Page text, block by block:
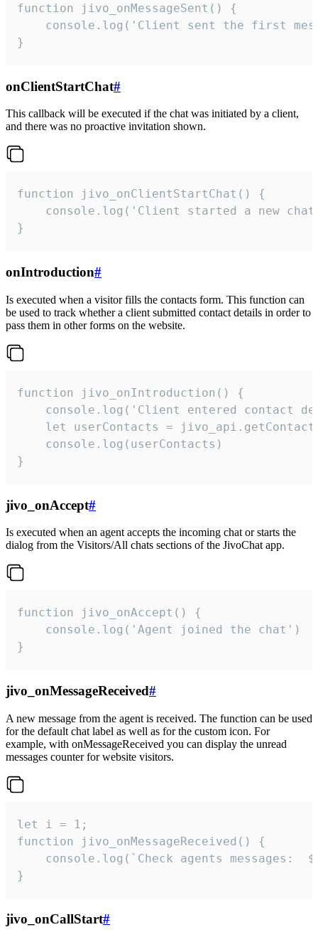
function jivo_onMessageSent() {
console.log('Client sent the first
}
onClientStartChat#
This callback will be executed if the chat was initiated by a client,
and there was no proactive invitation shown.
function jivo_onClientStartChat() {
console.log('Client started a new
}
onIntroduction#
Is executed when a visitor fills the contacts form. This function can
be used to track whether a client submitted contact details in order to
pass them in other forms on the website.
function jivo_onIntroduction() {
console.log('Client entered contact
let userContacts =
    console.log(userContacts)
}
jivo_onAccept#
Is executed when an agent accepts the incoming chat or starts the
dialog from the Visitors/All chats sections of the JivoChat app.
function jivo_onAccept() {
}
jivo_onMessageReceived#
A new message from the agent is received. The function can be used
for the default chat label as well as for the custom icon. For
example, with onMessageReceived you can display the unread
messages counter for website visitors.
let i = 1;
function jivo_onMessageReceived() {
}
jivo_onCallStart#